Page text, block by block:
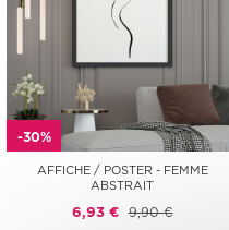
-30%
AFFICHE / POSTER - FEMME
ABSTRAIT
6,93 € 9,90 €